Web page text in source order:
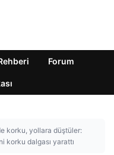
Forum
korku, yollara düştüler:
korku dalgası yarattı